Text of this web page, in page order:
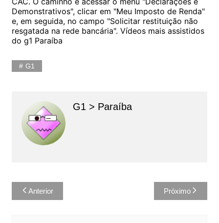
Demonstrativos", clicar em "Meu Imposto de Renda"
e, em seguida, no campo "Solicitar restituição não
resgatada na rede bancária". Vídeos mais assistidos
do g1 Paraíba
G1
G1 > Paraíba
Navegação
de
Anterior Próximo